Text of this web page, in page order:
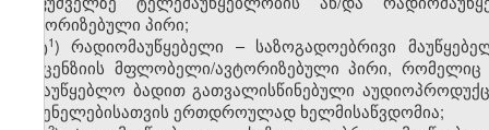
ავტორიზებული პირი;
ტ1) რადიომაუწყებელი – საზოგადოებრივი
ლიცენზიის მფლობელი/ავტორიზებული პირი,
სამაუწყებლო ბადით გათვალისწინებული
მსმენელებისათვის ერთდროულად ხელმისაწვდომია;